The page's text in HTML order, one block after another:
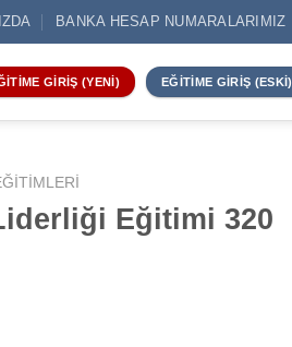
BANKA HESAP NUMARALARIMIZ
GIRIŞ (YENI) EĞITIME GIRIŞ (ESKI)
Eğitimi 320